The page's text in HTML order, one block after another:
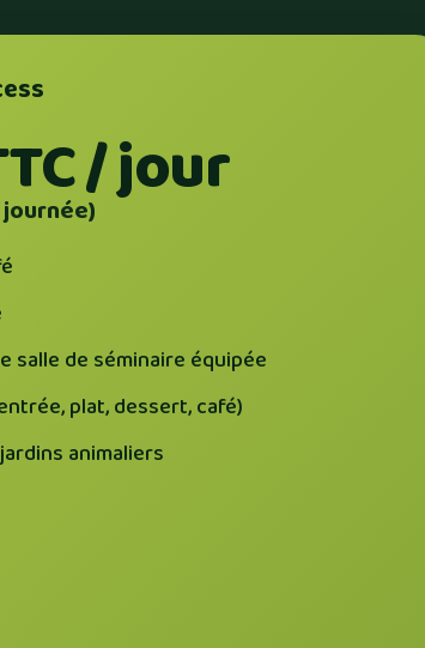
/ jour
journée)
salle de séminaire équipée
plat, dessert, café)
animaliers